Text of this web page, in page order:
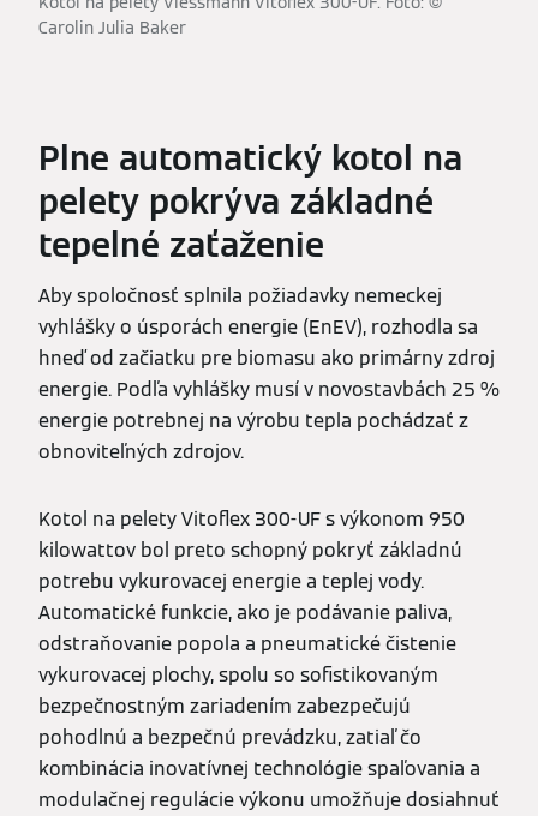
Carolin Julia Baker
Plne automatický kotol na
pelety pokrýva základné
tepelné zaťaženie
Aby spoločnosť splnila požiadavky nemeckej
vyhlášky o úsporách energie (EnEV), rozhodla sa
hneď od začiatku pre biomasu ako primárny zdroj
energie. Podľa vyhlášky musí v novostavbách 25 %
energie potrebnej na výrobu tepla pochádzať z
obnoviteľných zdrojov.
Kotol na pelety Vitoflex 300-UF s výkonom 950
kilowattov bol preto schopný pokryť základnú
potrebu vykurovacej energie a teplej vody.
Automatické funkcie, ako je podávanie paliva,
odstraňovanie popola a pneumatické čistenie
vykurovacej plochy, spolu so sofistikovaným
bezpečnostným zariadením zabezpečujú
pohodlnú a bezpečnú prevádzku, zatiaľ čo
kombinácia inovatívnej technológie spaľovania a
modulačnej regulácie výkonu umožňuje dosiahnuť